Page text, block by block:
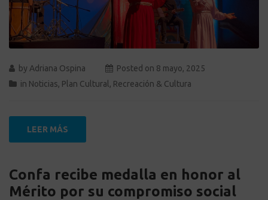
by Adriana Ospina Posted on 8 mayo, 2025
in Noticias, Plan Cultural , Recreación & Cultura
LEER MÁS
Confa recibe medalla en honor al
Mérito por su compromiso social